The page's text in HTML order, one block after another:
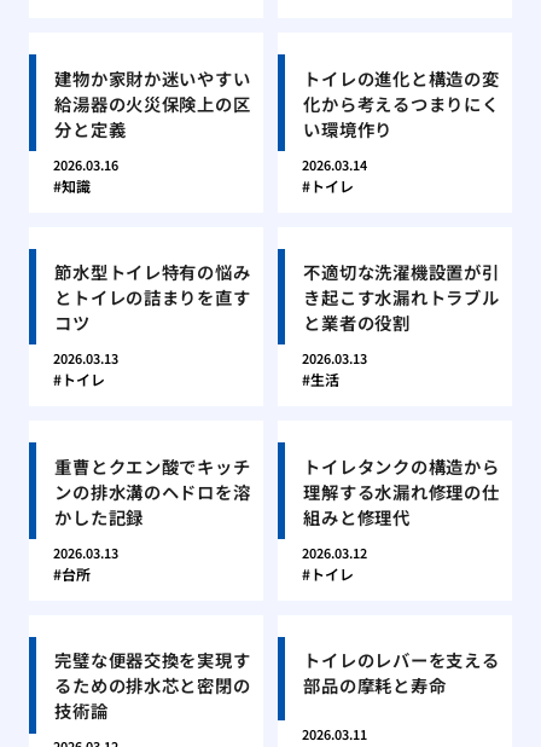
建物か家財か迷いやすい
給湯器の火災保険上の区
分と定義
2026.03.16
知識
トイレの進化と構造の変
化から考えるつまりにく
い環境作り
2026.03.14
トイレ
節水型トイレ特有の悩み
とトイレの詰まりを直す
コツ
2026.03.13
トイレ
不適切な洗濯機設置が引
き起こす水漏れトラブル
と業者の役割
2026.03.13
生活
重曹とクエン酸でキッチ
ンの排水溝のヘドロを溶
かした記録
2026.03.13
台所
トイレタンクの構造から
理解する水漏れ修理の仕
組みと修理代
2026.03.12
トイレ
完璧な便器交換を実現す
るための排水芯と密閉の
技術論
トイレのレバーを支える
部品の摩耗と寿命
2026.03.11